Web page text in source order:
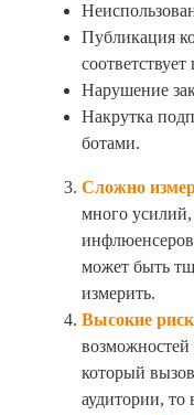
Публикация
Нарушение
Накрутка
ботами.
Сложно
много
может быть
измерить.
Высокие
возможностей
который
аудитории, то